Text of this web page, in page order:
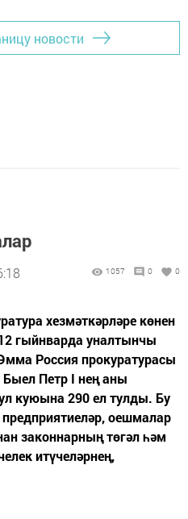
новости
1057 0 0
хезмәткәрләре көнен
гыйнварда уналтынчы
Россия прокуратурасы
Петр I нең аны
куюына 290 ел тулды. Бу
оешмалар
законнарның төгәл һәм
итүчеләрнең,